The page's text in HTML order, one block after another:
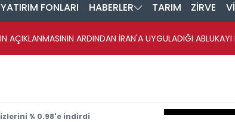
YATIRIM FONLARI HABERLER TARIM ZİRVE
AÇIKLANMASININ ARDINDAN İRAN'A UYGULADIĞI ABLUKAYI
% 0.98'e indirdi